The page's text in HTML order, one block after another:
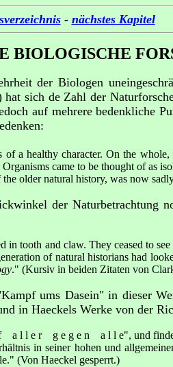
- nächstes Kapitel
BIOLOGISCHE
der Biologen
sich de Zahl der
auf mehrere bedenkliche
a healthy character. On the
came to be thought of as
older natural history, was now
der Naturbetrachtung
tooth and claw. They ceased to
of natural historians had
." (Kursiv in beiden Zitaten von
ums Dasein" in dieser
in Haeckels Werke von der
a l l e r g e g e n a l l e", und
in seiner hohen und
(Von Haeckel gesperrt.)